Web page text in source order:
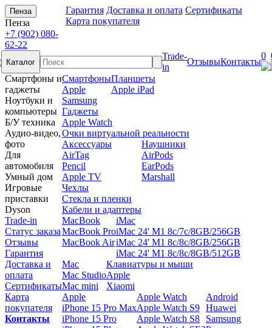
Пенза
Пенза
+7 (902) 080-
62-22
Гарантия Доставка и оплата Сертификаты
Карта покупателя
Каталог
Trade-
in
ОтзывыКонтакты
0
Смартфоны и
гаджеты
Ноутбуки и
компьютеры
Б/У техника
Аудио-видео,
фото
Для
автомобиля
Умный дом
Игровые
приставки
Dyson
Trade-in
Статус заказа
Отзывы
Гарантия
Доставка и
оплата
Сертификаты
Карта
покупателя
Контакты
Смартфоны
Apple
Samsung
Планшеты
Apple iPad
Гаджеты
Apple Watch
Очки виртуальной реальности
Аксессуары
AirTag
Pencil
Apple TV
Чехлы
Стекла и пленки
Кабели и адаптеры
Наушники
AirPods
EarPods
Marshall
MacBook
MacBook Pro
MacBook Air
iMac
iMac 24' M1 8c/7c/8GB/256GB
iMac 24' M1 8c/8c/8GB/256GB
iMac 24' M1 8c/8c/8GB/512GB
Mac
Mac Studio
Mac mini
Клавиатуры и мыши
Apple
Xiaomi
Apple
iPhone 15 Pro Max
iPhone 15 Pro
Apple Watch
Apple Watch S9
Apple Watch S8
Android
Huawei
Samsung